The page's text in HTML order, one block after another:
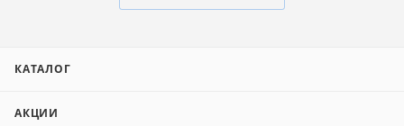
КАТАЛОГ
АКЦИИ